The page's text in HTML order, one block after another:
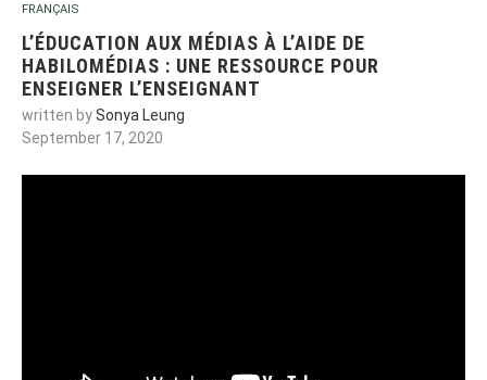
FRANÇAIS
L’ÉDUCATION AUX MÉDIAS À L’AIDE DE
HABILOMÉDIAS : UNE RESSOURCE POUR
ENSEIGNER L’ENSEIGNANT
written bySonya Leung
September 17, 2020